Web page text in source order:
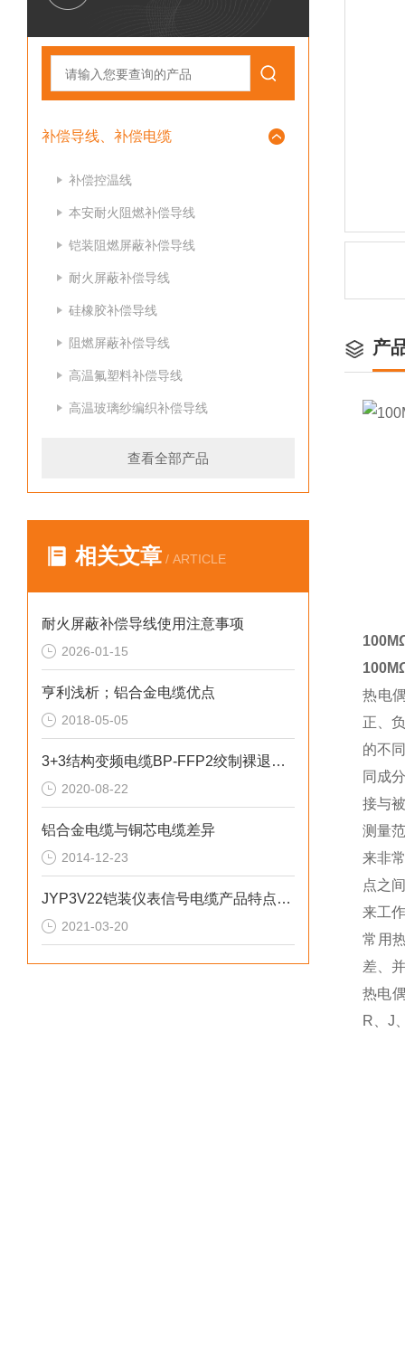
补偿导线、补偿电缆
补偿控温线
本安耐火阻燃补偿导线
铠装阻燃屏蔽补偿导线
耐火屏蔽补偿导线
硅橡胶补偿导线
阻燃屏蔽补偿导线
高温氟塑料补偿导线
高温玻璃纱编织补偿导线
查看全部产品
相关文章 / ARTICLE
耐火屏蔽补偿导线使用注意事项
2026-01-15
亨利浅析；铝合金电缆优点
2018-05-05
3+3结构变频电缆BP-FFP2绞制裸退火铜
2020-08-22
铝合金电缆与铜芯电缆差异
2014-12-23
JYP3V22铠装仪表信号电缆产品特点及用途
2021-03-20
产
热电
正、
的不
同成
接与
测量
来非
点之
来工
常用
差、
热电
R、J